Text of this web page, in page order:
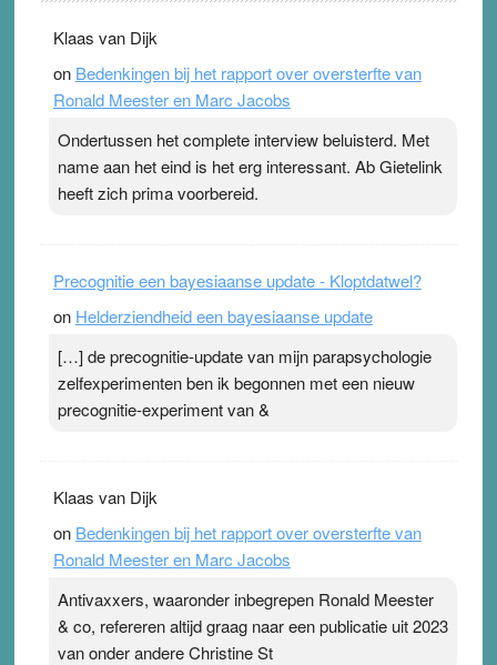
topsporters. Ze hopen ermee hun hartslag te verlagen
terwijl ze meer zuurstof opnemen. Daarop heeft zo’n
pleister geen effect. Maar het gevoel ‘makkelijker te
Pleisterplakkers in de topspsort ›[...]
Klaas van Dijk
on Bedenkingen bij het rapport over oversterfte van
Ronald Meester en Marc Jacobs
Ondertussen het complete interview beluisterd. Met
name aan het eind is het erg interessant. Ab Gietelink
heeft zich prima voorbereid.
Precognitie een bayesiaanse update - Kloptdatwel?
on Helderziendheid een bayesiaanse update
[…] de precognitie-update van mijn parapsychologie
zelfexperimenten ben ik begonnen met een nieuw
precognitie-experiment van &
Klaas van Dijk
on Bedenkingen bij het rapport over oversterfte van
Ronald Meester en Marc Jacobs
Antivaxxers, waaronder inbegrepen Ronald Meester
& co, refereren altijd graag naar een publicatie uit 2023
van onder andere Christine St